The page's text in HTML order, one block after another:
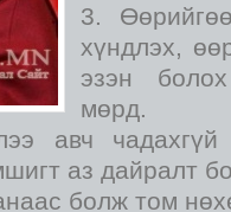
хүндлэх,
эзэн
мөрд.
авч
аз дайралт
болж том